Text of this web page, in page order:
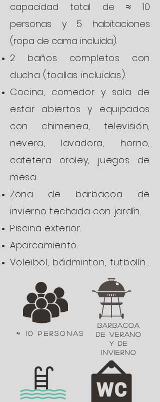
capacidad total de ≈ 10
personas y 5 habitaciones
(ropa de cama incluida).
2 baños completos con
ducha (toallas incluidas).
Cocina, comedor y sala de
estar abiertos y equipados
con chimenea, televisión,
nevera, lavadora, horno,
cafetera oroley, juegos de
mesa...
Zona de barbacoa de
invierno techada con jardín.
Piscina exterior.
Aparcamiento.
Voleibol, bádminton, futbolín...
barbacoa
de verano
y de
invierno
≈ 10 personas